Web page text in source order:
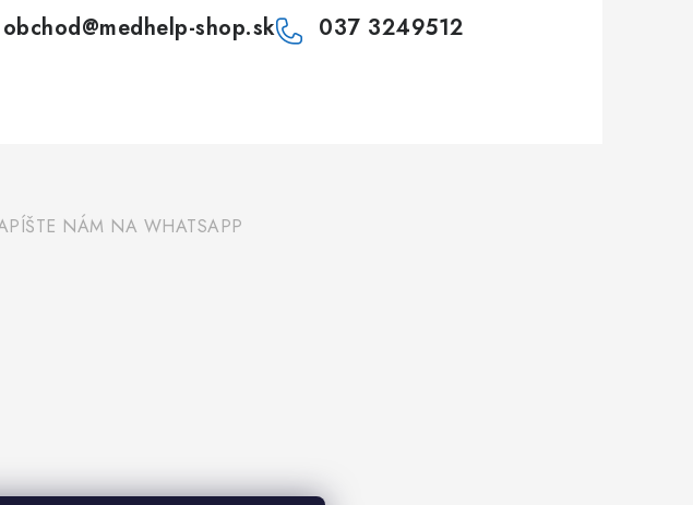
obchod@medhelp-shop.sk 037 3249512
NÁM NA WHATSAPP